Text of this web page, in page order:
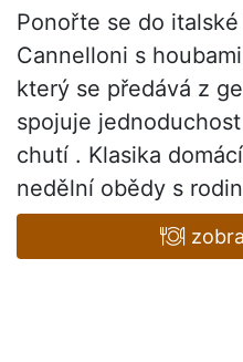
Ponořte se do
Cannelloni s
který se předává z
spojuje
chutí . Klasika
nedělní obědy s